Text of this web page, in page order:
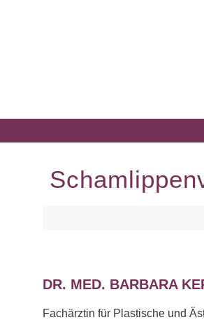
DR. MED. BARBARA
Fachärztin für Plastische und